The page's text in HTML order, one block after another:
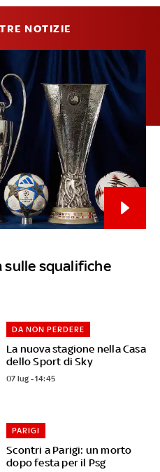
NOTIZIE
sulle squalifiche
La nuova stagione nella Casa
dello Sport di Sky
DA NON PERDERE
07 lug - 14:45
Scontri a Parigi: un morto
dopo festa per il Psg
PARIGI